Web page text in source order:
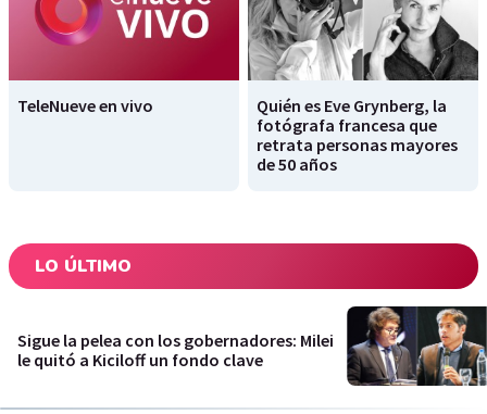
TeleNueve en vivo
Quién es Eve Grynberg, la
fotógrafa francesa que
retrata personas mayores
de 50 años
LO ÚLTIMO
Sigue la pelea con los gobernadores: Milei
le quitó a Kiciloff un fondo clave